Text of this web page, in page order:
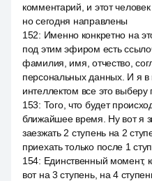
комментарий, и этот
но сегодня направлены
152: Именно конкретно на
под этим эфиром есть
фамилия, имя, отчество,
персональных данных. И я в
интеллектом все это выберу
153: Того, что будет
ближайшее время. Ну вот я
заезжать 2 ступень на 2
приехать только после 1
154: Единственный момент,
вот на 3 ступень, на 4